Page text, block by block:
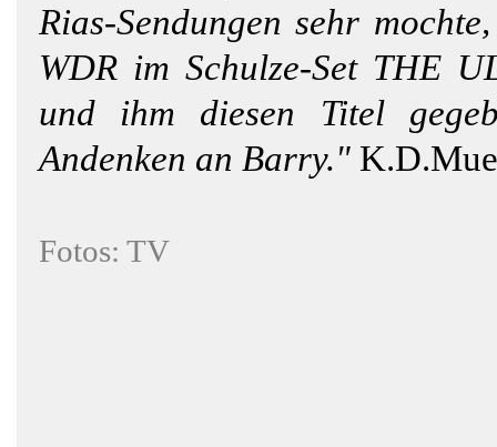
Rias-Sendungen sehr
WDR im Schulze-Set THE
und ihm diesen Titel
Andenken an Barry."
Fotos: TV